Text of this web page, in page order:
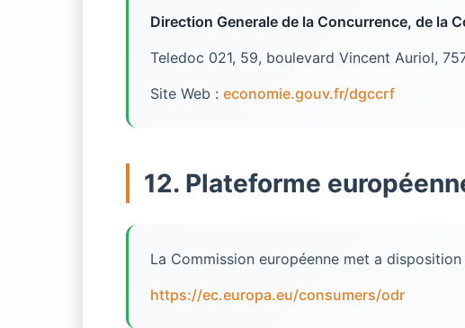
Direction Generale de la Concurrence, de la
Teledoc 021, 59, boulevard Vincent Auriol,
Site Web : economie.gouv.fr/dgccrf
12. Plateforme
La Commission européenne met a
https://ec.europa.eu/consumers/odr